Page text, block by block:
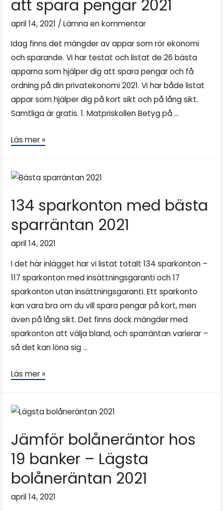
att spara pengar 2021
april 14, 2021 /Lämna en kommentar
Idag finns det mängder av appar som rör ekonomi
och sparande. Vi har testat och listat de 26 bästa
apparna som hjälper dig att spara pengar och få
ordning på din privatekonomi 2021. Vi har både listat
appar som hjälper dig på kort sikt och på lång sikt.
Samtliga är gratis. 1. Matpriskollen Betyg på …
Läs mer »
134 sparkonton med bästa
sparräntan 2021
april 14, 2021
I det här inlägget har vi listat totalt 134 sparkonton –
117 sparkonton med insättningsgaranti och 17
sparkonton utan insättningsgaranti. Ett sparkonto
kan vara bra om du vill spara pengar på kort, men
även på lång sikt. Det finns dock mängder med
sparkonton att välja bland, och sparräntan varierar –
så det kan löna sig …
Läs mer »
Jämför bolåneräntor hos
19 banker – Lägsta
bolåneräntan 2021
april 14, 2021